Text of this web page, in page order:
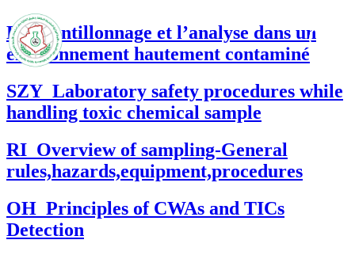
L’échantillonnage et l’analyse dans un
environnement hautement contaminé
SZY_Laboratory safety procedures while
handling toxic chemical sample
RI_Overview of sampling-General
rules,hazards,equipment,procedures
OH_Principles of CWAs and TICs
Detection